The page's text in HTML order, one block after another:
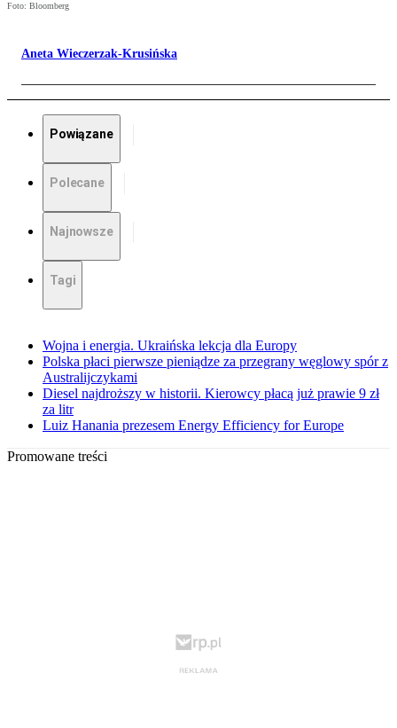
Foto: Bloomberg
Aneta Wieczerzak-Krusińska
Powiązane
Polecane
Najnowsze
Tagi
Wojna i energia. Ukraińska lekcja dla Europy
Polska płaci pierwsze pieniądze za przegrany węglowy spór z
Australijczykami
Diesel najdroższy w historii. Kierowcy płacą już prawie 9 zł
za litr
Luiz Hanania prezesem Energy Efficiency for Europe
Promowane treści